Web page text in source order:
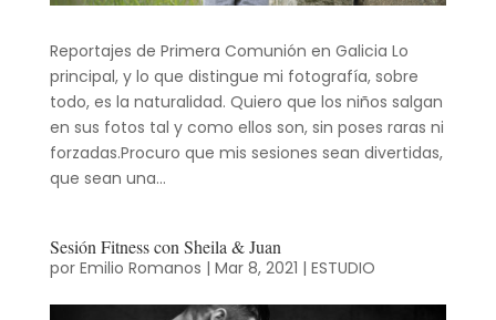
Reportajes de Primera Comunión en Galicia Lo
principal, y lo que distingue mi fotografía, sobre
todo, es la naturalidad. Quiero que los niños salgan
en sus fotos tal y como ellos son, sin poses raras ni
forzadas.Procuro que mis sesiones sean divertidas,
que sean una...
Sesión Fitness con Sheila & Juan
por Emilio Romanos | Mar 8, 2021 | ESTUDIO